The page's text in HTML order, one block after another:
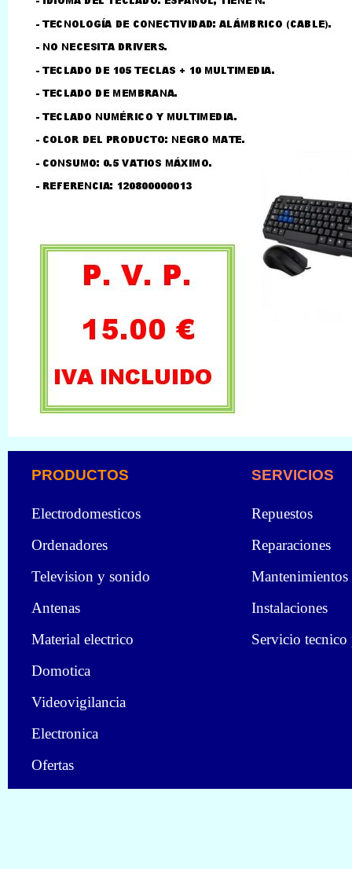
Repuestos
Reparaciones
Mantenimientos
Instalaciones
Servicio
Electrodomesticos
Ordenadores
Television y sonido
Antenas
Material electrico
Domotica
Videovigilancia
Electronica
Ofertas
PRODUCTOS SERVICIOS